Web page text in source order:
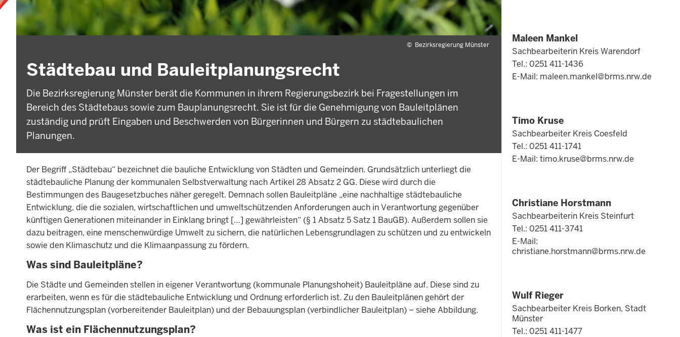
© Bezirksregierung Münster
Städtebau und Bauleitplanungsrecht
Die Bezirksregierung Münster berät die Kommunen in ihrem Regierungsbezirk bei Fragestellungen im
Bereich des Städtebaus sowie zum Bauplanungsrecht. Sie ist für die Genehmigung von Bauleitplänen
zuständig und prüft Eingaben und Beschwerden von Bürgerinnen und Bürgern zu städtebaulichen
Planungen.
Der Begriff „Städtebau“ bezeichnet die bauliche Entwicklung von Städten und Gemeinden. Grundsätzlich unterliegt die
städtebauliche Planung der kommunalen Selbstverwaltung nach Artikel 28 Absatz 2 GG. Diese wird durch die
Bestimmungen des Baugesetzbuches näher geregelt. Demnach sollen Bauleitpläne „eine nachhaltige städtebauliche
Entwicklung, die die sozialen, wirtschaftlichen und umweltschützenden Anforderungen auch in Verantwortung gegenüber
künftigen Generationen miteinander in Einklang bringt […] gewährleisten“ (§ 1 Absatz 5 Satz 1 BauGB). Außerdem sollen sie
dazu beitragen, eine menschenwürdige Umwelt zu sichern, die natürlichen Lebensgrundlagen zu schützen und zu entwickeln
sowie den Klimaschutz und die Klimaanpassung zu fördern.
Was sind Bauleitpläne?
Die Städte und Gemeinden stellen in eigener Verantwortung (kommunale Planungshoheit) Bauleitpläne auf. Diese sind zu
erarbeiten, wenn es für die städtebauliche Entwicklung und Ordnung erforderlich ist. Zu den Bauleitplänen gehört der
Flächennutzungsplan (vorbereitender Bauleitplan) und der Bebauungsplan (verbindlicher Bauleitplan) – siehe Abbildung.
Was ist ein Flächennutzungsplan?
Maleen Mankel
Sachbearbeiterin Kreis Warendorf
Tel.: 0251 411-1436
E-Mail: maleen.mankel@brms.nrw.de
Timo Kruse
Sachbearbeiter Kreis Coesfeld
Tel.: 0251 411-1741
E-Mail: timo.kruse@brms.nrw.de
Christiane Horstmann
Sachbearbeiterin Kreis Steinfurt
Tel.: 0251 411-3741
E-Mail:
christiane.horstmann@brms.nrw.de
Wulf Rieger
Sachbearbeiter Kreis Borken, Stadt
Münster
Tel.: 0251 411-1477